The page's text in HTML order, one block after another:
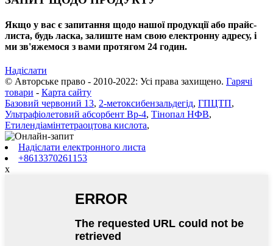
Якщо у вас є запитання щодо нашої продукції або прайс-
листа, будь ласка, залиште нам свою електронну адресу, і
ми зв'яжемося з вами протягом 24 годин.
Надіслати
© Авторське право - 2010-2022: Усі права захищено. Гарячі
товари - Карта сайту
Базовий червоний 13, 2-метоксибензальдегід, ГПЦТП,
Ультрафіолетовий абсорбент Bp-4, Тінопал НФВ,
Етилендіамінтетраоцтова кислота,
Надіслати електронного листа
+8613370261153
x